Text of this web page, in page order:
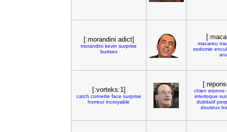
[:morandini adict]
morandini kevin surprise
buttsex
macareu
sodomie
[:vorteks:1]
catch cornette face surprise
horreur incroyable
chien etonne
interloque
dubitatif
douteux